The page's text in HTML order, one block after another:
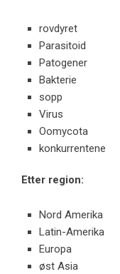
rovdyret
Parasitoid
Patogener
Bakterie
sopp
Virus
Oomycota
konkurrentene
Etter region:
Nord Amerika
Latin-Amerika
Europa
øst Asia